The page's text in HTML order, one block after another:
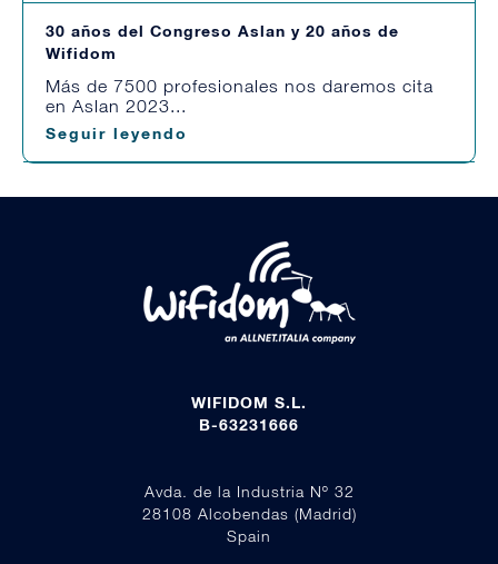
30 años del Congreso Aslan y 20 años de
Wifidom
Más de 7500 profesionales nos daremos cita
en Aslan 2023...
Seguir leyendo
WIFIDOM S.L.
B-63231666
Avda. de la Industria Nº 32
28108 Alcobendas (Madrid)
Spain